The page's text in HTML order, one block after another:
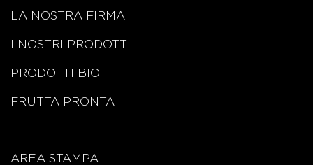
LA NOSTRA FIRMA
I NOSTRI PRODOTTI
PRODOTTI BIO
FRUTTA PRONTA
AREA STAMPA